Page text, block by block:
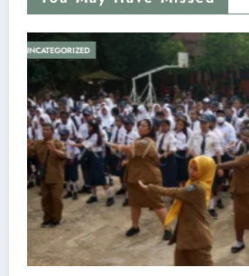
UNCATEGORIZED